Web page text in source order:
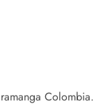
Colombia.